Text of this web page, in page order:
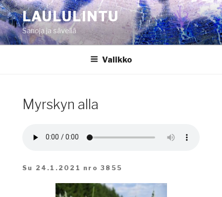
Siirry
sisältöönLAULULINTU
Sanoja ja säveliä
Valikko
Myrskyn alla
Su 24.1.2021 nro 3855